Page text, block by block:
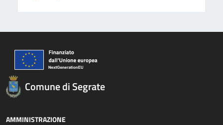
Comune di Segrate
AMMINISTRAZIONE